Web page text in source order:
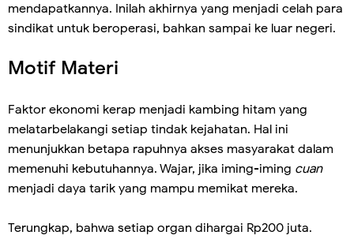
mendapatkannya. Inilah akhirnya yang menjadi celah para
sindikat untuk beroperasi, bahkan sampai ke luar negeri.
Motif Materi
Faktor ekonomi kerap menjadi kambing hitam yang
melatarbelakangi setiap tindak kejahatan. Hal ini
menunjukkan betapa rapuhnya akses masyarakat dalam
memenuhi kebutuhannya. Wajar, jika iming-iming cuan
menjadi daya tarik yang mampu memikat mereka.
Terungkap, bahwa setiap organ dihargai Rp200 juta.